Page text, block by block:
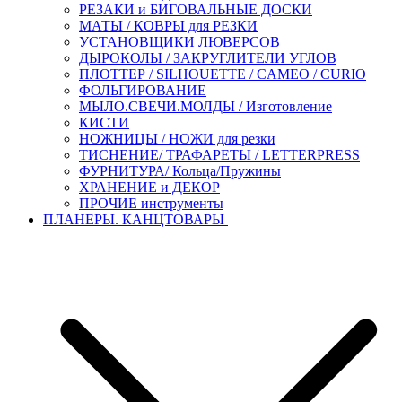
РЕЗАКИ и БИГОВАЛЬНЫЕ ДОСКИ
МАТЫ / КОВРЫ для РЕЗКИ
УСТАНОВЩИКИ ЛЮВЕРСОВ
ДЫРОКОЛЫ / ЗАКРУГЛИТЕЛИ УГЛОВ
ПЛОТТЕР / SILHOUETTE / CAMEO / CURIO
ФОЛЬГИРОВАНИЕ
МЫЛО.СВЕЧИ.МОЛДЫ / Изготовление
КИСТИ
НОЖНИЦЫ / НОЖИ для резки
ТИСНЕНИЕ/ ТРАФАРЕТЫ / LETTERPRESS
ФУРНИТУРА/ Кольца/Пружины
ХРАНЕНИЕ и ДЕКОР
ПРОЧИЕ инструменты
ПЛАНЕРЫ. КАНЦТОВАРЫ